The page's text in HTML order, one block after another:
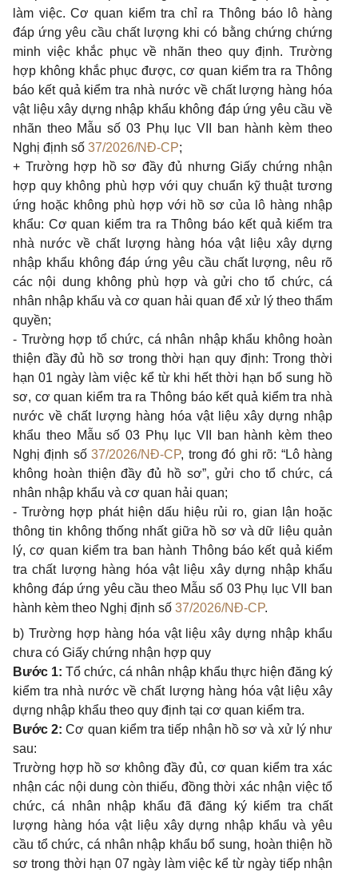
làm việc. Cơ quan kiểm tra chỉ ra Thông báo lô hàng
đáp ứng yêu cầu chất lượng khi có bằng chứng chứng
minh việc khắc phục về nhãn theo quy định. Trường
hợp không khắc phục được, cơ quan kiểm tra ra Thông
báo kết quả kiểm tra nhà nước về chất lượng hàng hóa
vật liệu xây dựng nhập khẩu không đáp ứng yêu cầu về
nhãn theo Mẫu số 03 Phụ lục VII ban hành kèm theo
Nghị định số 37/2026/NĐ-CP;
+ Trường hợp hồ sơ đầy đủ nhưng Giấy chứng nhận
hợp quy không phù hợp với quy chuẩn kỹ thuật tương
ứng hoặc không phù hợp với hồ sơ của lô hàng nhập
khẩu: Cơ quan kiểm tra ra Thông báo kết quả kiểm tra
nhà nước về chất lượng hàng hóa vật liệu xây dựng
nhập khẩu không đáp ứng yêu cầu chất lượng, nêu rõ
các nội dung không phù hợp và gửi cho tổ chức, cá
nhân nhập khẩu và cơ quan hải quan để xử lý theo thẩm
quyền;
- Trường hợp tổ chức, cá nhân nhập khẩu không hoàn
thiện đầy đủ hồ sơ trong thời hạn quy định: Trong thời
hạn 01 ngày làm việc kể từ khi hết thời hạn bổ sung hồ
sơ, cơ quan kiểm tra ra Thông báo kết quả kiểm tra nhà
nước về chất lượng hàng hóa vật liệu xây dựng nhập
khẩu theo Mẫu số 03 Phụ lục VII ban hành kèm theo
Nghị định số37/2026/NĐ-CP, trong đó ghi rõ: “Lô hàng
không hoàn thiện đầy đủ hồ sơ”, gửi cho tổ chức, cá
nhân nhập khẩu và cơ quan hải quan;
- Trường hợp phát hiện dấu hiệu rủi ro, gian lận hoặc
thông tin không thống nhất giữa hồ sơ và dữ liệu quản
lý, cơ quan kiểm tra ban hành Thông báo kết quả kiểm
tra chất lượng hàng hóa vật liệu xây dựng nhập khẩu
không đáp ứng yêu cầu theo Mẫu số 03 Phụ lục VII ban
hành kèm theo Nghị định số 37/2026/NĐ-CP.
b) Trường hợp hàng hóa vật liệu xây dựng nhập khẩu
chưa có Giấy chứng nhận hợp quy
Bước 1: Tổ chức, cá nhân nhập khẩu thực hiện đăng ký
kiểm tra nhà nước về chất lượng hàng hóa vật liệu xây
dựng nhập khẩu theo quy định tại cơ quan kiểm tra.
Bước 2:Cơ quan kiểm tra tiếp nhận hồ sơ và xử lý như
sau:
Trường hợp hồ sơ không đầy đủ, cơ quan kiểm tra xác
nhận các nội dung còn thiếu, đồng thời xác nhận việc tổ
chức, cá nhân nhập khẩu đã đăng ký kiểm tra chất
lượng hàng hóa vật liệu xây dựng nhập khẩu và yêu
cầu tổ chức, cá nhân nhập khẩu bổ sung, hoàn thiện hồ
sơ trong thời hạn 07 ngày làm việc kể từ ngày tiếp nhận